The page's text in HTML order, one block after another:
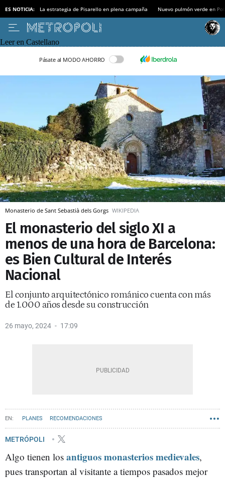
ES NOTICIA: La estrategia de Pisarello en plena campaña Nuevo pulmón verde en
Leer en Castellano
Pásate al MODO AHORRO
Monasterio de Sant Sebastià dels Gorgs WIKIPEDIA
El monasterio del siglo XI a
menos de una hora de Barcelona:
es Bien Cultural de Interés
Nacional
El conjunto arquitectónico románico cuenta con más
de 1.000 años desde su construcción
26 mayo, 2024 17:09
PLANES RECOMENDACIONES
METRÓPOLI
Algo tienen los antiguos monasterios medievales,
pues transportan al visitante a tiempos pasados mejor